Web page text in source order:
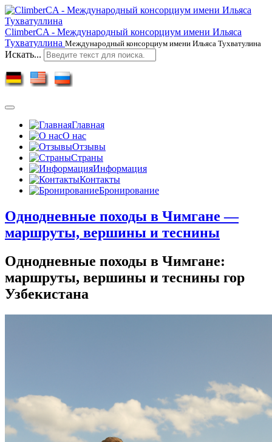
ClimberCA - Международный консорциум имени Ильяса
Тухватуллина Международный консорциум имени Ильяса Тухватулина
Искать...
Главная
О нас
Отзывы
Страны
Информация
Контакты
Бронирование
Однодневные походы в Чимгане —
маршруты, вершины и теснины
Однодневные походы в Чимгане:
маршруты, вершины и теснины гор
Узбекистана